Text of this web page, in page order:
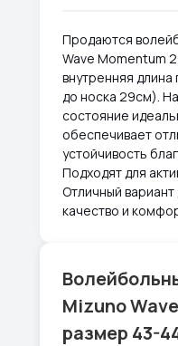
Продаются
Wave Momentum
внутренняя длина
до носка 29см).
состояние
обеспечивает
устойчивость
Подходят для
Отличный вариант
качество и
Mizuno
размер 43-